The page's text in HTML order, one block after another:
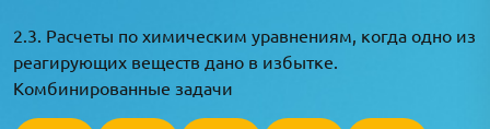
2.3. Расчеты по химическим уравнениям, когда одно из
реагирующих веществ дано в избытке.
Комбинированные задачи